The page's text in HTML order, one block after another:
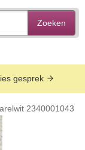
Zoeken
gesprek
2340001043